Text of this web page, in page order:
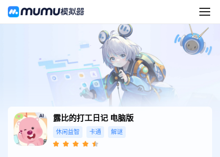
露比的打工日记 电脑版
休闲益智 卡通 解谜